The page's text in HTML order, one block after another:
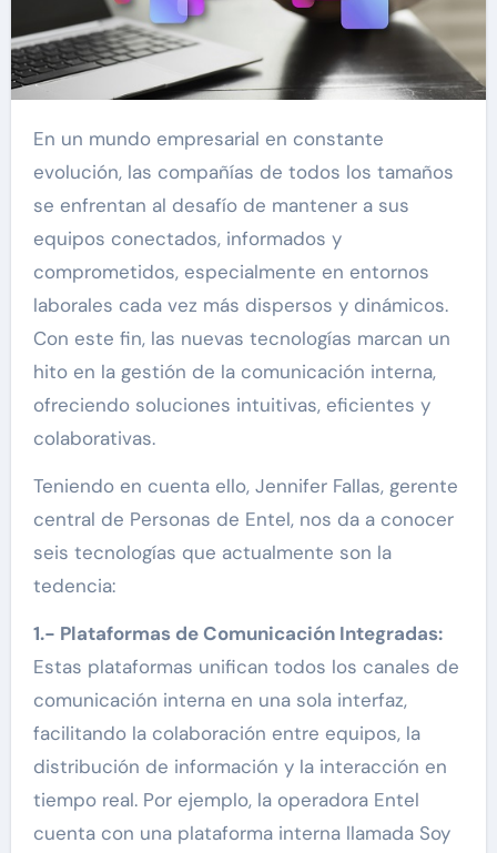
En un mundo empresarial en constante
evolución, las compañías de todos los tamaños
se enfrentan al desafío de mantener a sus
equipos conectados, informados y
comprometidos, especialmente en entornos
laborales cada vez más dispersos y dinámicos.
Con este fin, las nuevas tecnologías marcan un
hito en la gestión de la comunicación interna,
ofreciendo soluciones intuitivas, eficientes y
colaborativas.
Teniendo en cuenta ello, Jennifer Fallas, gerente
central de Personas de Entel, nos da a conocer
seis tecnologías que actualmente son la
tedencia:
1.- Plataformas de Comunicación Integradas:
Estas plataformas unifican todos los canales de
comunicación interna en una sola interfaz,
facilitando la colaboración entre equipos, la
distribución de información y la interacción en
tiempo real. Por ejemplo, la operadora Entel
cuenta con una plataforma interna llamada Soy